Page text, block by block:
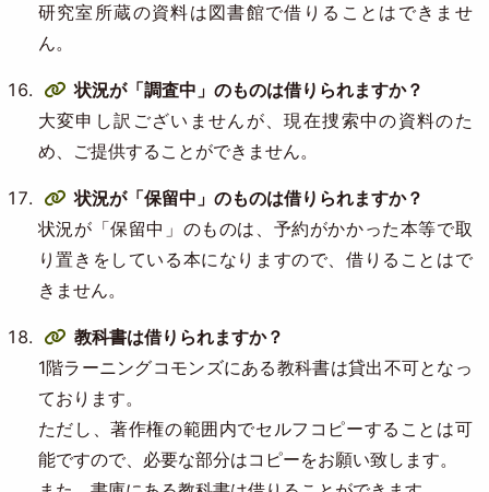
研究室所蔵の資料は図書館で借りることはできませ
ん。
状況が「調査中」のものは借りられますか？
大変申し訳ございませんが、現在捜索中の資料のた
め、ご提供することができません。
状況が「保留中」のものは借りられますか？
状況が「保留中」のものは、予約がかかった本等で取
り置きをしている本になりますので、借りることはで
きません。
教科書は借りられますか？
1階ラーニングコモンズにある教科書は貸出不可となっ
ております。
ただし、著作権の範囲内でセルフコピーすることは可
能ですので、必要な部分はコピーをお願い致します。